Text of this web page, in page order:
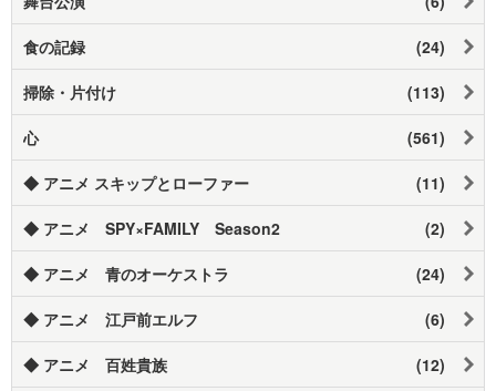
食の記録 (24)
掃除・片付け (113)
心 (561)
◆ アニメ スキップとローファー (11)
◆ アニメ SPY×FAMILY Season2 (2)
◆ アニメ 青のオーケストラ (24)
◆ アニメ 江戸前エルフ (6)
◆ アニメ 百姓貴族 (12)